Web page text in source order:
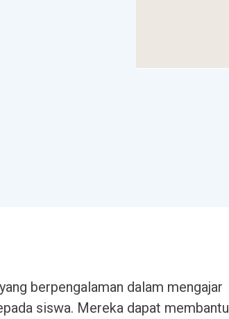
berpengalaman dalam mengajar
siswa. Mereka dapat membantu